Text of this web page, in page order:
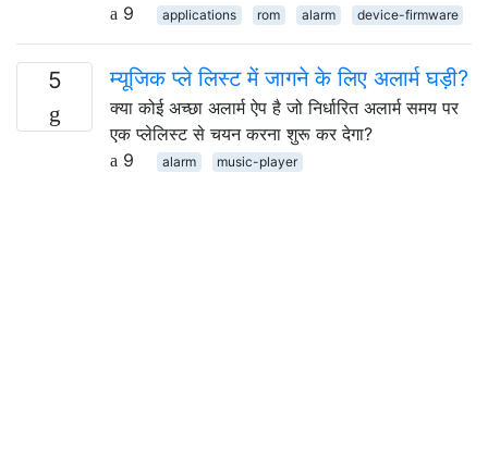
9
applications rom alarm device-firmware
5 म्यूजिक प्ले लिस्ट में जागने के लिए अलार्म घड़ी?
क्या कोई अच्छा अलार्म ऐप है जो निर्धारित अलार्म समय पर
एक प्लेलिस्ट से चयन करना शुरू कर देगा?
9
alarm music-player